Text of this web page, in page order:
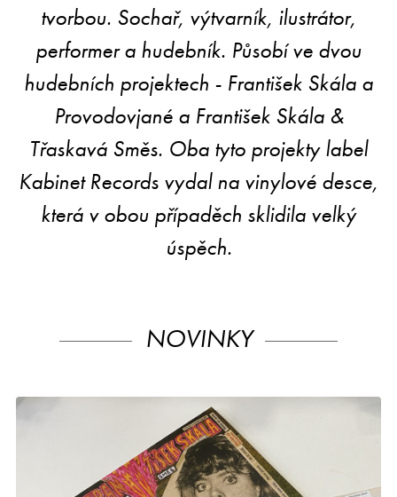
tvorbou. Sochař, výtvarník, ilustrátor,
performer a hudebník. Působí ve dvou
hudebních projektech - František Skála a
Provodovjané a František Skála &
Třaskavá Směs. Oba tyto projekty label
Kabinet Records vydal na vinylové desce,
která v obou případěch sklidila velký
úspěch.
NOVINKY